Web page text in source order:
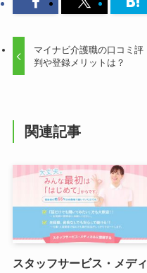
マイナビ介護職の口コミ評
判や登録メリットは？
関連記事
スタッフサービス・メディ